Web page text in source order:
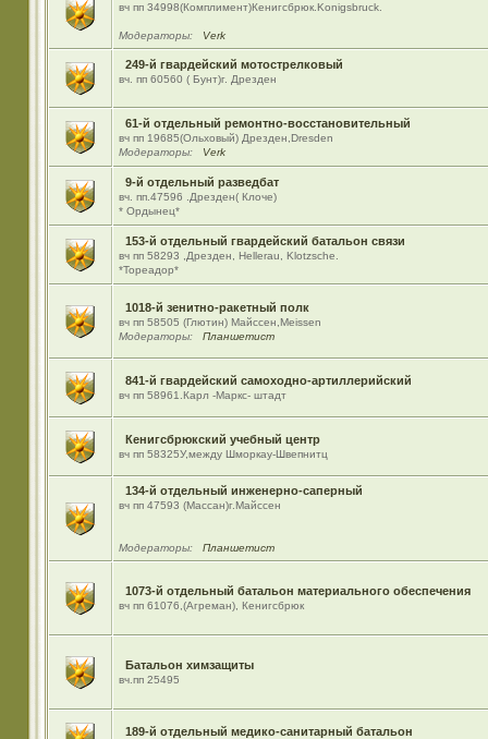
вч пп 34998(Комплимент)Кенигсбрюк.Konigsbruck.
Модераторы: Verk
249-й гвардейский мотострелковый
вч. пп 60560 ( Бунт)г. Дрезден
61-й отдельный ремонтно-восстановительный
вч пп 19685(Ольховый) Дрезден,Dresden
Модераторы:
Verk
9-й отдельный разведбат
вч. пп.47596 .Дрезден( Клоче)
* Ордынец*
153-й отдельный гвардейский батальон связи
вч пп 58293 ,Дрезден, Hellerau, Klotzsche.
*Тореадор*
1018-й зенитно-ракетный полк
вч пп 58505 (Глютин) Майсcен,Meissen
Модераторы:
Планшетист
841-й гвардейский самоходно-артиллерийский
вч пп 58961.Карл -Маркс- штадт
Кенигсбрюкский учебный центр
вч пп 58325У,между Шморкау-Швепнитц
134-й отдельный инженерно-саперный
вч пп 47593 (Массан)г.Майссен
Модераторы: Планшетист
1073-й отдельный батальон материального обеспечения
вч пп 61076,(Агреман), Кенигсбрюк
Батальон химзащиты
вч.пп 25495
189-й отдельный медико-санитарный батальон